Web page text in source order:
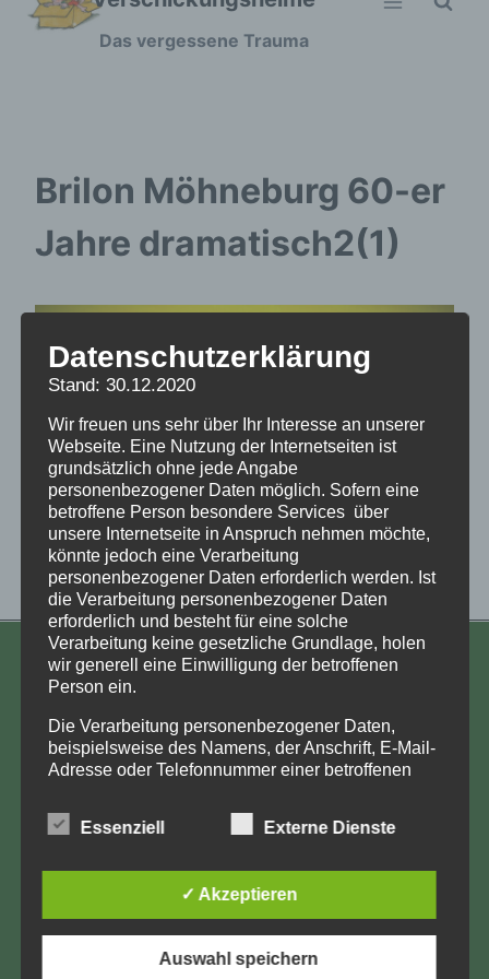
Zum
Das vergessene Trauma
Brilon Möhneburg 60-er
Jahre dramatisch2(1)
KONTAKT
Kinderverschickung e.V.
Anja Röhl
12059 Berlin
Datenschutzerklärung
Stand: 30.12.2020
Wir freuen uns sehr über Ihr Interesse an unserer
Webseite. Eine Nutzung der Internetseiten ist
grundsätzlich ohne jede Angabe
personenbezogener Daten möglich. Sofern eine
betroffene Person besondere Services über
unsere Internetseite in Anspruch nehmen möchte,
könnte jedoch eine Verarbeitung
personenbezogener Daten erforderlich werden. Ist
die Verarbeitung personenbezogener Daten
erforderlich und besteht für eine solche
Verarbeitung keine gesetzliche Grundlage, holen
wir generell eine Einwilligung der betroffenen
Person ein.
Die Verarbeitung personenbezogener Daten,
beispielsweise des Namens, der Anschrift, E-Mail-
Adresse oder Telefonnummer einer betroffenen
Datenschutz-Grundverordnung und in
Übereinstimmung mit den für uns geltenden
Unternehmen die Öffentlichkeit über Art, Umfang
und Zweck der von uns erhobenen, genutzten und
informieren. Ferner werden betroffene Personen
Essenziell Externe Dienste
✓ Akzeptieren
Auswahl speichern